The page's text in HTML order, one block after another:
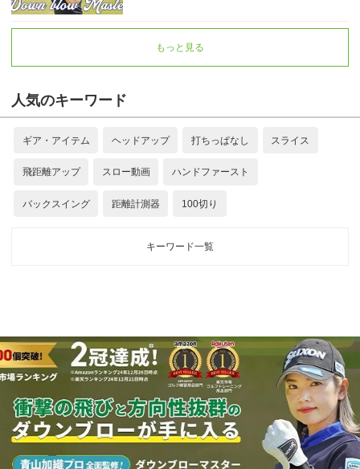
もっと見る
人気のキーワード
ギア・アイテム ヘッドアップ 打ちっぱなし スライス
飛距離アップ スロー動画 ハンドファースト
バックスイング 距離計測器 100切り
キーワード一覧